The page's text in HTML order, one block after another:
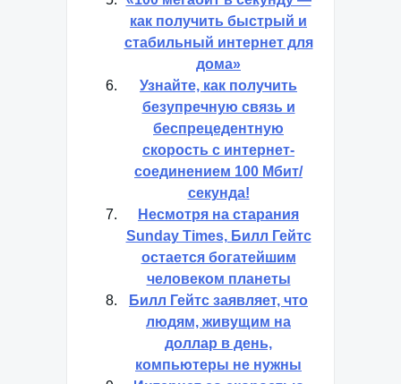
«100 мегабит в секунду —
как получить быстрый и
стабильный интернет для
дома»
Узнайте, как получить
безупречную связь и
беспрецедентную
скорость с интернет-
соединением 100 Мбит/
секунда!
Несмотря на старания
Sunday Times, Билл Гейтс
остается богатейшим
человеком планеты
Билл Гейтс заявляет, что
людям, живущим на
доллар в день,
компьютеры не нужны